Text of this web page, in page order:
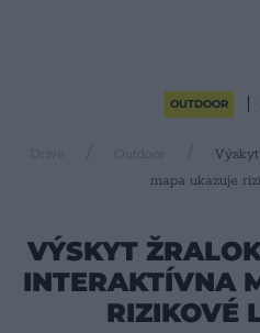
OUTDOOR
Drive Outdoor
mapa ukazuje
VÝSKYT
INTERAKTÍVNA
RIZIKOVÉ